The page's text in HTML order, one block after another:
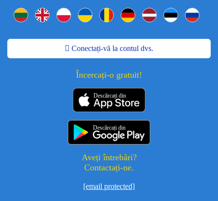
Conectați-vă la contul dvs.
Încercați-o gratuit!
Descărcați din
Descărcați din
Aveți întrebări?
Contactați-ne.
[email protected]